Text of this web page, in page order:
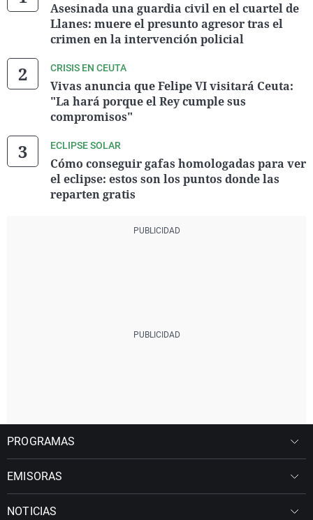
Asesinada una guardia civil en el cuartel de
Llanes: muere el presunto agresor tras el
crimen en la intervención policial
CRISIS EN CEUTA
Vivas anuncia que Felipe VI visitará Ceuta:
"La hará porque el Rey cumple sus
compromisos"
ECLIPSE SOLAR
Cómo conseguir gafas homologadas para ver
el eclipse: estos son los puntos donde las
reparten gratis
PROGRAMAS
EMISORAS
NOTICIAS